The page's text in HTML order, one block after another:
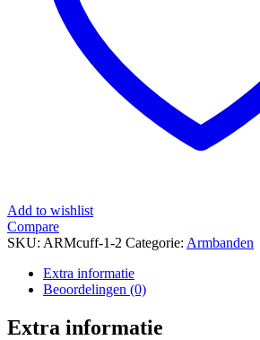
Add to wishlist
Compare
SKU: ARMcuff-1-2 Categorie: Armbanden
Extra informatie
Beoordelingen (0)
Extra informatie